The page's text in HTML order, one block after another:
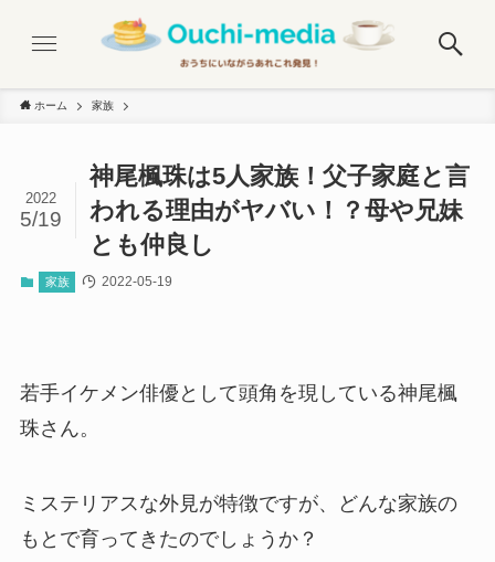
ホーム 家族
神尾楓珠は5人家族！父子家庭と言
われる理由がヤバい！？母や兄妹
とも仲良し
2022
5/19
家族 2022-05-19
若手イケメン俳優として頭角を現している神尾楓
珠さん。
ミステリアスな外見が特徴ですが、どんな家族の
もとで育ってきたのでしょうか？